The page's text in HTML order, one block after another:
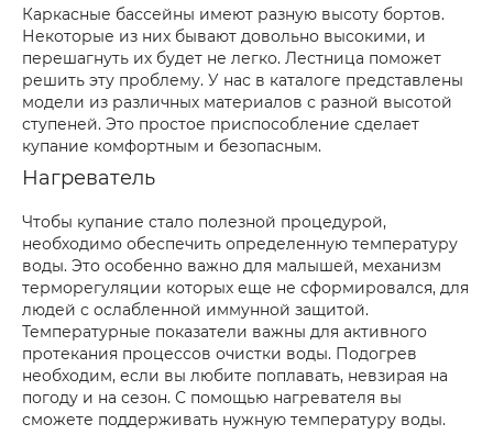
Каркасные бассейны имеют разную высоту бортов.
Некоторые из них бывают довольно высокими, и
перешагнуть их будет не легко. Лестница поможет
решить эту проблему. У нас в каталоге представлены
модели из различных материалов с разной высотой
ступеней. Это простое приспособление сделает
купание комфортным и безопасным.
Нагреватель
Чтобы купание стало полезной процедурой,
необходимо обеспечить определенную температуру
воды. Это особенно важно для малышей, механизм
терморегуляции которых еще не сформировался, для
людей с ослабленной иммунной защитой.
Температурные показатели важны для активного
протекания процессов очистки воды. Подогрев
необходим, если вы любите поплавать, невзирая на
погоду и на сезон. С помощью нагревателя вы
сможете поддерживать нужную температуру воды.